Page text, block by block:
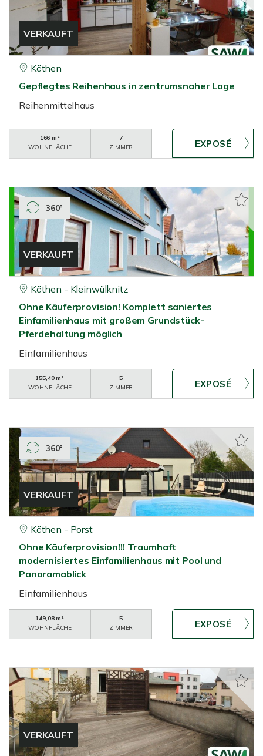
VERKAUFT
Köthen
Gepflegtes Reihenhaus in zentrumsnaher Lage
Reihenmittelhaus
166 m²
WOHNFLÄCHE
7
ZIMMER
VERKAUFT
360°
Köthen - Kleinwülknitz
Ohne Käuferprovision! Komplett saniertes
Einfamilienhaus mit großem Grundstück-
Pferdehaltung möglich
Einfamilienhaus
155,40 m²
WOHNFLÄCHE
5
ZIMMER
VERKAUFT
360°
Köthen - Porst
Ohne Käuferprovision!!! Traumhaft
modernisiertes Einfamilienhaus mit Pool und
Panoramablick
Einfamilienhaus
149,08 m²
WOHNFLÄCHE
5
ZIMMER
VERKAUFT